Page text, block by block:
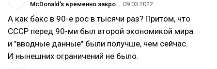
McDonald's временно закроет свои рестораны в России 09.03.2022
А как бакс в 90-е рос в тысячи раз? Притом, что
СССР перед 90-ми был второй экономикой мира
и "вводные данные" были получше, чем сейчас.
И нынешних ограничений не было.